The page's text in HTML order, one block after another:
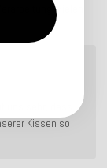
Vielen
sehr, dass
Kissen so